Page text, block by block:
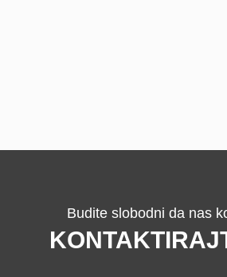
Budite slobodni da nas